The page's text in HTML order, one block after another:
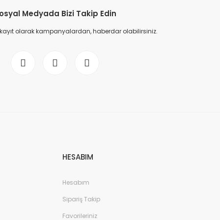
Medyada Bizi Takip Edin
olarak kampanyalardan, haberdar olabilirsiniz.
HESABIM
Hesabım
Sipariş Takip
Favorileriniz